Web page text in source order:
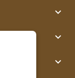


